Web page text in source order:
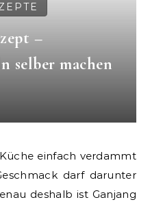
–
selber machen
darf darunter
deshalb ist Ganjang